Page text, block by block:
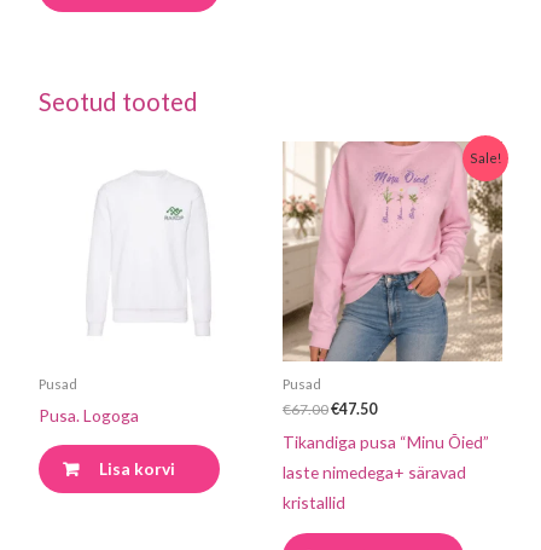
Seotud tooted
Pusad
Pusa. Logoga
Lisa korvi
Sale!
Pusad
€67.00
Algne
hind
€67.00.
€47.50
Praegune
hind
on:
€47.50.
Tikandiga pusa “Minu Õied”
laste nimedega+ säravad
kristallid
Sellel
tootel
on
mitu
varianti.
Valikuid
saab
teha